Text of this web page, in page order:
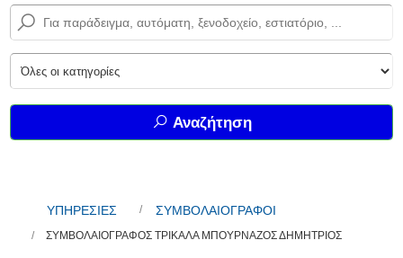
Αναζήτηση
ΥΠΗΡΕΣΙΕΣ ΣΥΜΒΟΛΑΙΟΓΡΑΦΟΙ
ΣΥΜΒΟΛΑΙΟΓΡΑΦΟΣ ΤΡΙΚΑΛΑ ΜΠΟΥΡΝΑΖΟΣ ΔΗΜΗΤΡΙΟΣ